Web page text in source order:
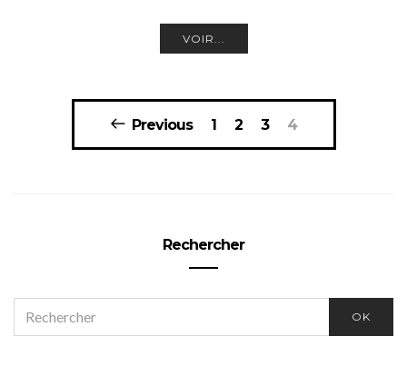
VOIR...
Pagination
publications
Previous 1 2 3 4
Rechercher
FOR:
OK